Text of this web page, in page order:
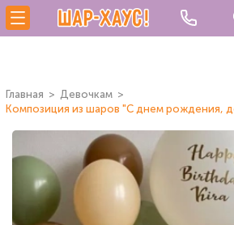
Главная
Девочкам
Композиция из шаров "С днем рождения,